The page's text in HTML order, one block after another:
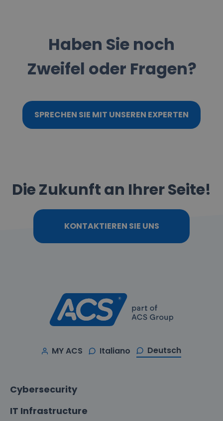
Haben Sie noch
Zweifel oder Fragen?
SPRECHEN SIE MIT UNSEREN EXPERTEN
Die Zukunft an Ihrer Seite!
KONTAKTIEREN SIE UNS
MY ACS Italiano Deutsch
Cybersecurity
IT Infrastructure